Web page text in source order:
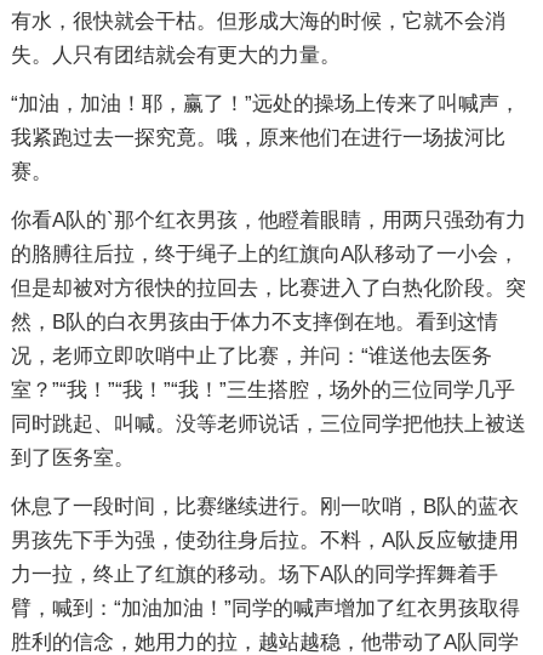
有水，很快就会干枯。但形成大海的时候，它就不会消
失。人只有团结就会有更大的力量。
“加油，加油！耶，赢了！”远处的操场上传来了叫喊声，
我紧跑过去一探究竟。哦，原来他们在进行一场拔河比
赛。
你看A队的`那个红衣男孩，他瞪着眼睛，用两只强劲有力
的胳膊往后拉，终于绳子上的红旗向A队移动了一小会，
但是却被对方很快的拉回去，比赛进入了白热化阶段。突
然，B队的白衣男孩由于体力不支摔倒在地。看到这情
况，老师立即吹哨中止了比赛，并问：“谁送他去医务
室？”“我！”“我！”“我！”三生搭腔，场外的三位同学几乎
同时跳起、叫喊。没等老师说话，三位同学把他扶上被送
到了医务室。
休息了一段时间，比赛继续进行。刚一吹哨，B队的蓝衣
男孩先下手为强，使劲往身后拉。不料，A队反应敏捷用
力一拉，终止了红旗的移动。场下A队的同学挥舞着手
臂，喊到：“加油加油！”同学的喊声增加了红衣男孩取得
胜利的信念，她用力的拉，越站越稳，他带动了A队同学